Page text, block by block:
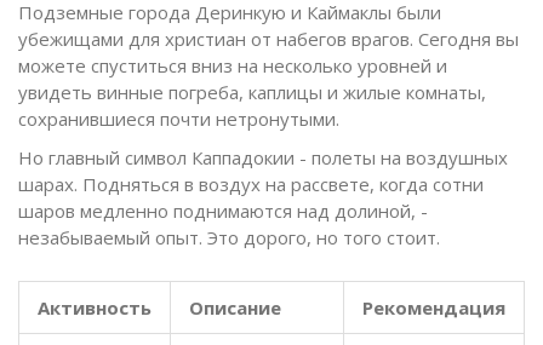
Подземные города Деринкую и Каймаклы были
убежищами для христиан от набегов врагов. Сегодня вы
можете спуститься вниз на несколько уровней и
увидеть винные погреба, каплицы и жилые комнаты,
сохранившиеся почти нетронутыми.
Но главный символ Каппадокии - полеты на воздушных
шарах. Подняться в воздух на рассвете, когда сотни
шаров медленно поднимаются над долиной, -
незабываемый опыт. Это дорого, но того стоит.
Активность Описание Рекомендация